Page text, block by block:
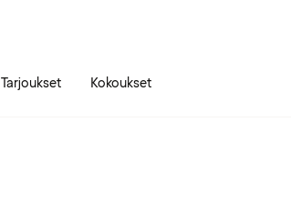
Tarjoukset Kokoukset